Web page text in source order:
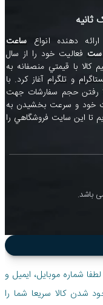
دهنده انواع ساعت
ستفعاليت خود را از سال
کالا با قيمتي منصفانه به
و تلگرام آغاز کرد. با
رفتن حجم سفارشات جهت
خود و سرعت بخشيدن به
تا اين سايت فروشگاهي را
باشد.
شماره موبایل، ایمیل و
شدن کالا سریعا شما را